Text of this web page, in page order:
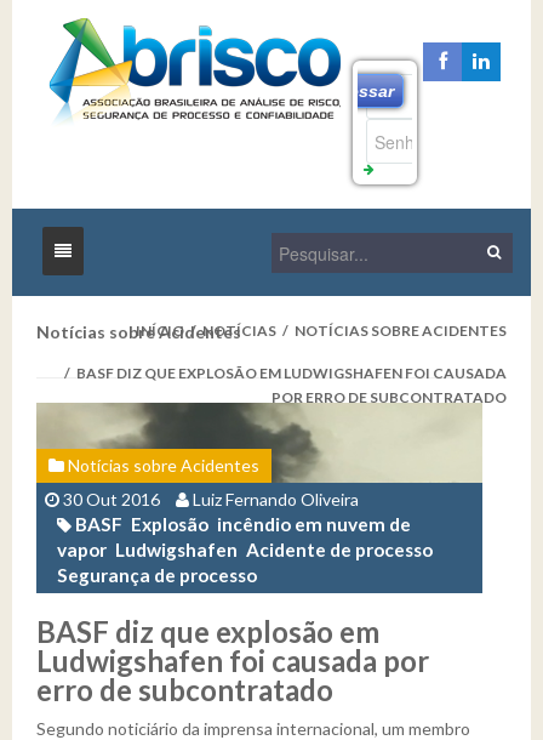
Acessar
Esqueceu
seu
Nome de
Esqueceu
Senha
A Abrisco
A Instituição
Membros da Diretoria e Conselho
Nossa Memória
Notícias
Notícias Gerais
Notícias sobre Acidentes
Associe-se
Área do Associado
Publicações de Trabalhos
Fórum
Notícias sobre Acidentes
INÍCIO / NOTÍCIAS / NOTÍCIAS SOBRE ACIDENTES
/ BASF DIZ QUE EXPLOSÃO EM LUDWIGSHAFEN FOI CAUSADA
POR ERRO DE SUBCONTRATADO
Notícias sobre Acidentes
30 Out 2016
Luiz Fernando Oliveira
BASF Explosão incêndio em nuvem de
vapor Ludwigshafen Acidente de processo
Segurança de processo
BASF diz que explosão em
Ludwigshafen foi causada por
erro de subcontratado
Segundo noticiário da imprensa internacional, um membro